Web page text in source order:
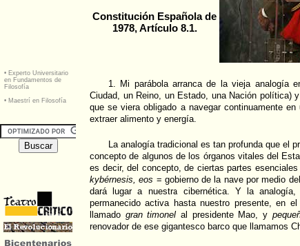
Constitución Española de
1978, Artículo 8.1.
1. Mi parábola arranca de la vieja analogía
Ciudad, un Reino, un Estado, una Nación política)
que se viera obligado a navegar continuamente
extraer alimento y energía.
La analogía tradicional es tan profunda que el
concepto de algunos de los órganos vitales del
es decir, del concepto, de ciertas partes esenciales
kybérnesis, eos = gobierno de la nave por medio
dará lugar a nuestra cibernética. Y la
permanecido activa hasta nuestro presente, en
llamado gran timonel al presidente Mao, y
renovador de ese gigantesco barco que llamamos